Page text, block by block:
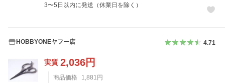
3〜5日以内に発送（休業日を除く）
HOBBYONEヤフー店 4.71
実質 2,036円
商品価格 1,881 円